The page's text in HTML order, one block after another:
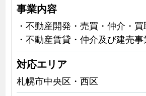
事業内容
・不動産開発・売買・仲介・買
・不動産賃貸・仲介及び建売事
対応エリア
札幌市中央区・西区